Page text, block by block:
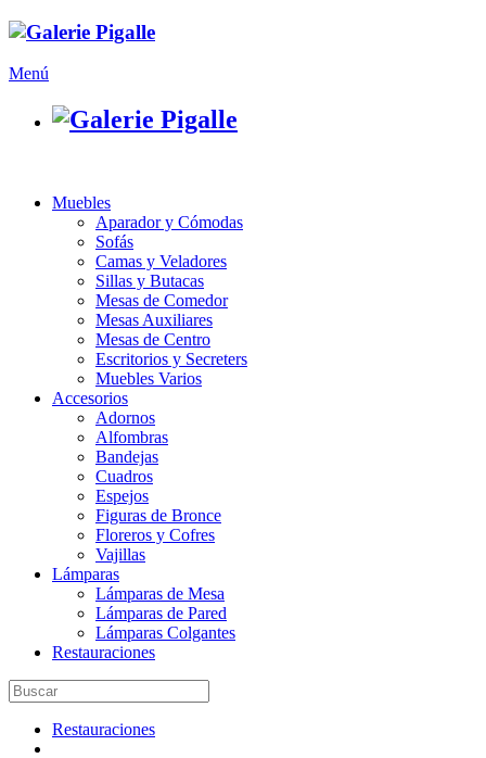
Menú
Muebles
Aparador y Cómodas
Sofás
Camas y Veladores
Sillas y Butacas
Mesas de Comedor
Mesas Auxiliares
Mesas de Centro
Escritorios y Secreters
Muebles Varios
Accesorios
Adornos
Alfombras
Bandejas
Cuadros
Espejos
Figuras de Bronce
Floreros y Cofres
Vajillas
Lámparas
Lámparas de Mesa
Lámparas de Pared
Lámparas Colgantes
Restauraciones
Restauraciones